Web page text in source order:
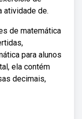
atividade de.
de matemática
para alunos
ela contém
decimais,